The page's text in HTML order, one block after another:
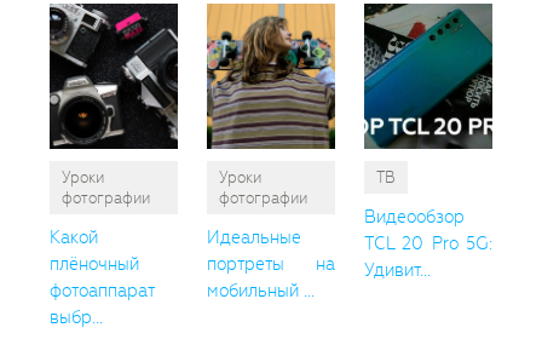
Уроки
фотографии
Какой
плёночный
фотоаппарат
выбр...
Уроки
фотографии
Идеальные
портреты на
мобильный ...
ТВ
Видеообзор
TCL 20 Pro 5G:
Удивит...